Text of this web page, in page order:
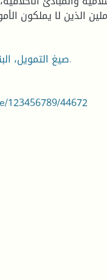
صيغ التمويل، البنوك الإسلامية، الاجارة، بنك البركة.
123456789/44672